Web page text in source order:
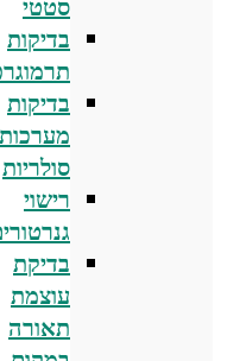
סטטי
בדיקות
בדיקות
מערכות
סולריות
רישוי
בדיקת
עוצמת
תאורה